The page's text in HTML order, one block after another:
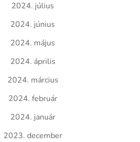
2024. július
2024. június
2024. május
2024. április
2024. március
2024. február
2024. január
2023. december